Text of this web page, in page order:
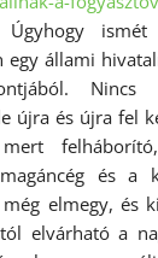
Úgyhogy
állami
újra és újra fel
és a
elmegy, és
elvárható a